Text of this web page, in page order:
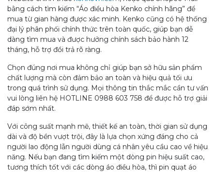
bằng cách tìm kiếm “Áo điều hòa Kenko chính hãng” để
mua từ gian hàng được xác minh. Kenko cũng có hệ thống
đại lý phân phối chính thức trên toàn quốc, giúp bạn dễ
dàng tìm mua và được hưởng chính sách bảo hành 12
tháng, hỗ trợ đổi trả rõ ràng.
Chọn đúng nơi mua không chỉ giúp bạn sở hữu sản phẩm
chất lượng mà còn đảm bảo an toàn và hiệu quả tối ưu
trong quá trình sử dụng. Mọi thông tin thắc mắc cần tư vấn
vui lòng liên hệ HOTLINE 0988 603 758 để được hỗ trợ giải
đáp sớm nhất.
Với công suất mạnh mẽ, thiết kế an toàn, thời gian sử dụng
dài và độ bền vượt trội, đây là lựa chọn xứng đáng cho cả
người lao động lẫn người dùng cá nhân yêu cầu cao về hiệu
năng. Nếu bạn đang tìm kiếm một dòng pin hiệu suất cao,
tương thích tốt với các dòng áo điều hòa, thì pin quạt áo